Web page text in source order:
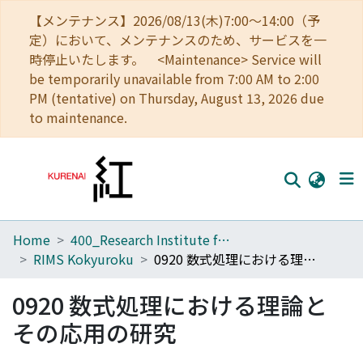
【メンテナンス】2026/08/13(木)7:00～14:00（予
定）において、メンテナンスのため、サービスを一
時停止いたします。 <Maintenance> Service will
be temporarily unavailable from 7:00 AM to 2:00
PM (tentative) on Thursday, August 13, 2026 due
to maintenance.
Home
Browse
Download Ranking
Home
400_Research Institute for Mathematical Sciences
RIMS Kokyuroku
0920 数式処理における理論とその応用の研究
0920 数式処理における理論と
その応用の研究